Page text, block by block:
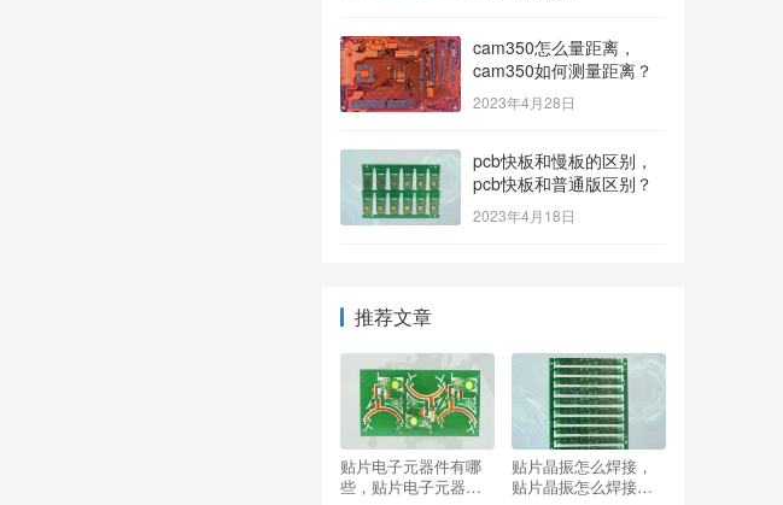
cam350怎么量距离，
cam350如何测量距离？
2023年4月28日
pcb快板和慢板的区别，
pcb快板和普通版区别？
2023年4月18日
推荐文章
贴片电子元器件有哪
些，贴片电子元器件
贴片晶振怎么焊接，
贴片晶振怎么焊接上